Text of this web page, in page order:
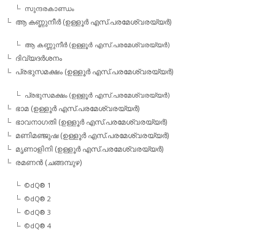
സുന്ദരകാണ്ഡം
ആ കണ്ണുനീര്‍ (ഉള്ളൂര്‍ എസ്.പരമേശ്വരയ്യര്‍)
ആ കണ്ണുനീര്‍ (ഉള്ളൂര്‍ എസ്.പരമേശ്വരയ്യര്‍)
ദിവ്യദര്‍ശനം
പ്രഭുസമക്ഷം (ഉള്ളൂര്‍ എസ്.പരമേശ്വരയ്യര്‍)
പ്രഭുസമക്ഷം (ഉള്ളൂര്‍ എസ്.പരമേശ്വരയ്യര്‍)
ഭാമ (ഉള്ളൂര്‍ എസ്.പരമേശ്വരയ്യര്‍)
ഭാവനാഗതി (ഉള്ളൂര്‍ എസ്.പരമേശ്വരയ്യര്‍)
മണിമഞ്ജുഷ (ഉള്ളൂര്‍ എസ്.പരമേശ്വരയ്യര്‍)
മൃണാളിനി (ഉള്ളൂര്‍ എസ്.പരമേശ്വരയ്യര്‍)
രമണന്‍ (ചങ്ങമ്പുഴ)
©dQ® 1
©dQ® 2
©dQ® 3
©dQ® 4